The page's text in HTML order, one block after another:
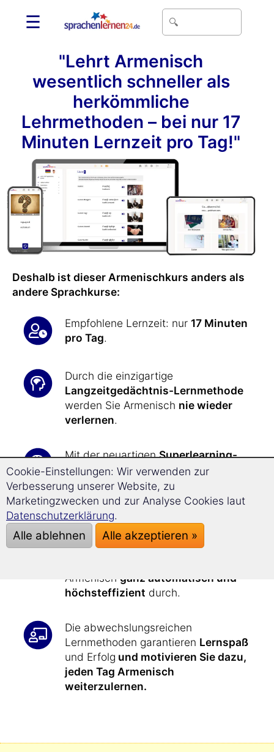
☰
"Lehrt Armenisch
wesentlich schneller als
herkömmliche
Lehrmethoden – bei nur 17
Minuten Lernzeit pro Tag!"
Deshalb ist dieser Armenischkurs anders als
andere Sprachkurse:
Empfohlene Lernzeit: nur 17 Minuten
pro Tag.
Durch die einzigartige
Langzeitgedächtnis-Lernmethode
werden Sie Armenisch nie wieder
verlernen.
Mit der neuartigenSuperlearning-
Technologiekommen Sie32%
schneller voranund können sich
besser konzentrieren.
Alle Übungen werden Ihnen durch die
Software jeden Tag genau
Armenisch ganz automatisch und
höchsteffizient durch.
Die abwechslungsreichen
Lernmethoden garantieren Lernspaß
und Erfolg und motivieren Sie dazu,
jeden Tag Armenisch
weiterzulernen.
Cookie-Einstellungen: Wir verwenden zur
Verbesserung unserer Website, zu
Marketingzwecken und zur Analyse Cookies laut
Datenschutzerklärung.
Alle ablehnen Alle akzeptieren »